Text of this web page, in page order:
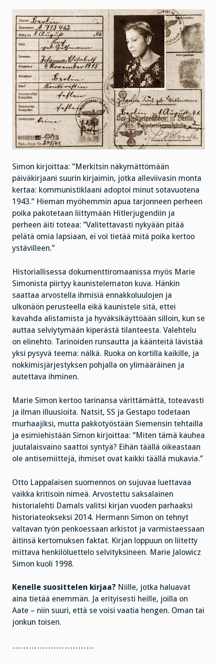
Simon kirjoittaa: ”Merkitsin näkymättömään
päiväkirjaani suurin kirjaimin, jotka alleviivasin monta
kertaa: kommunistiklaani adoptoi minut sotavuotena
1943.” Hieman myöhemmin apua tarjonneen perheen
poika pakotetaan liittymään Hitlerjugendiin ja
perheen äiti toteaa: ”Valitettavasti nykyään pitää
pelätä omia lapsiaan, ei voi tietää mitä poika kertoo
ystävilleen.”
Historiallisessa dokumenttiromaanissa myös Marie
Simonista piirtyy kaunistelematon kuva. Hänkin
saattaa arvostella ihmisiä ennakkoluulojen ja
ulkonäön perusteella eikä kaunistele sitä, ettei
kavahda alistamista ja hyväksikäyttöään silloin, kun se
auttaa selviytymään kiperästä tilanteesta. Valehtelu
on elinehto. Tarinoiden runsautta ja käänteitä lävistää
yksi pysyvä teema: nälkä. Ruoka on kortilla kaikille, ja
nokkimisjärjestyksen pohjalla on ylimääräinen ja
autettava ihminen.
Marie Simon kertoo tarinansa värittämättä, toteavasti
ja ilman illuusioita. Natsit, SS ja Gestapo todetaan
murhaajiksi, mutta pakkotyöstään Siemensin tehtailla
ja esimiehistään Simon kirjoittaa: ”Miten tämä kauhea
juutalaisvaino saattoi syntyä? Eihän täällä oikeastaan
ole antisemiittejä, ihmiset ovat kaikki täällä mukavia.”
Otto Lappalaisen suomennos on sujuvaa luettavaa
vaikka kritisoin nimeä. Arvostettu saksalainen
historialehti Damals valitsi kirjan vuoden parhaaksi
historiateokseksi 2014. Hermann Simon on tehnyt
valtavan työn penkoessaan arkistot ja varmistaessaan
äitinsä kertomuksen faktat. Kirjan loppuun on liitetty
mittava henkilöluettelo selvityksineen. Marie Jalowicz
Simon kuoli 1998.
Kenelle suosittelen kirjaa? Niille, jotka haluavat
aina tietää enemmän. Ja erityisesti heille, joilla on
Aate – niin suuri, että se voisi vaatia hengen. Oman tai
jonkun toisen.
…………………………